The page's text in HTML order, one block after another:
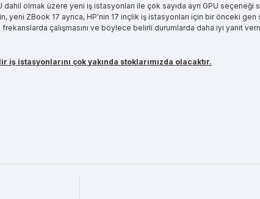
dahil olmak üzere yeni iş istasyonları ile çok sayıda ayrı GPU
yeni ZBook 17 ayrıca, HP'nin 17 inçlik iş istasyonları için bir önceki
çalışmasını ve böylece belirli durumlarda daha iyi yanıt
iş istasyonlarını çok yakında stoklarımızda olacaktır.